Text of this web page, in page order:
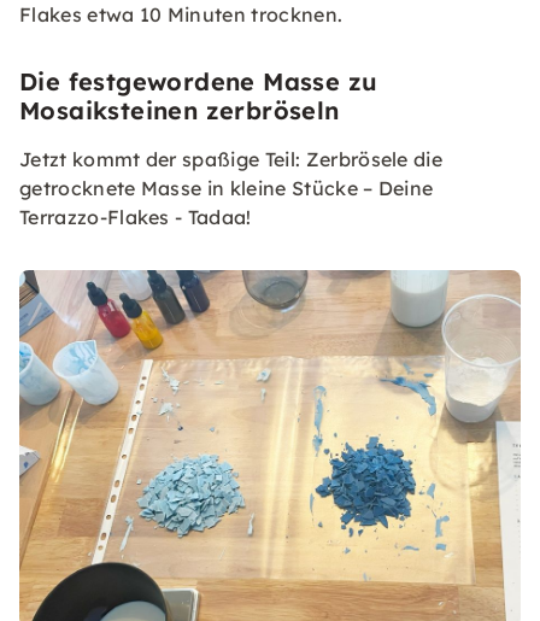
Flakes etwa 10 Minuten trocknen.
Die festgewordene Masse zu
Mosaiksteinen zerbröseln
Jetzt kommt der spaßige Teil: Zerbrösele die
getrocknete Masse in kleine Stücke – Deine
Terrazzo-Flakes - Tadaa!